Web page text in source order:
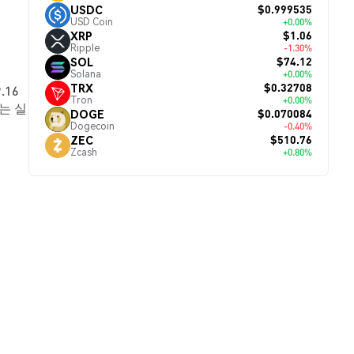
실
USDC
USD Coin
$0.999535
+0.00%
XRP
Ripple
$1.06
-1.30%
SOL
Solana
$74.12
+0.00%
TRX
Tron
$0.32708
+0.00%
DOGE
Dogecoin
$0.070084
-0.40%
ZEC
Zcash
$510.76
+0.80%